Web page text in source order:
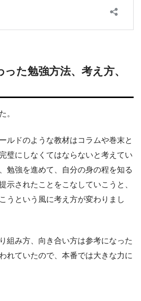
た勉強方法、考え方、
。
ルドのような教材はコラムや巻末と
璧にしなくてはならないと考えてい
勉強を進めて、自分の身の程を知る
示されたことをこなしていこうと、
うという風に考え方が変わりまし
組み方、向き合い方は参考になった
れていたので、本番では大きな力に